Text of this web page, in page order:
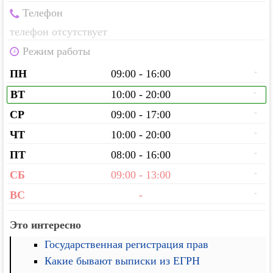
Телефон
телефон отсутствует
Режим работы
ПН
09:00 - 16:00 -
ВТ 10:00 - 20:00 -
СР 09:00 - 17:00 -
ЧТ 10:00 - 20:00 -
ПТ 08:00 - 16:00 -
СБ 09:00 - 13:00 -
ВС - -
Это интересно
Государственная регистрация прав
Какие бывают выписки из ЕГРН